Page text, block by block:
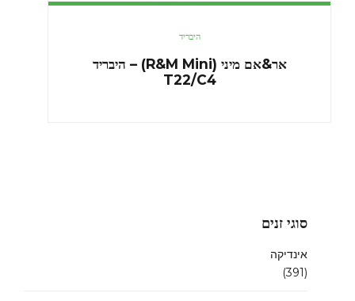
היבריד
אר&אם מיני (R&M Mini) – היבריד
T22/C4
סוגי זנים
אינדיקה
(391)